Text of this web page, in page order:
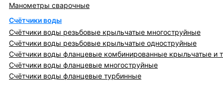
Манометры сварочные
Счётчики воды
Счётчики воды резьбовые крыльчатые многоструйные
Счётчики воды резьбовые крыльчатые одноструйные
Счётчики воды фланцевые комбинированные крыльчатые и
Счётчики воды фланцевые многоструйные
Счётчики воды фланцевые турбинные